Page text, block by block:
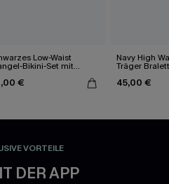
Low-Waist
Bikini-Set mit
€
Navy High
Träger
45,00 €
VORTEILE
DER APP